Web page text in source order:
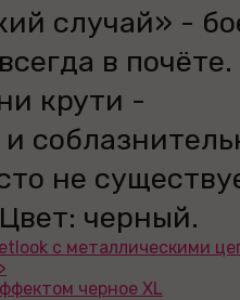
случай» -
в
крути -
не
черный.
с металлическими
черное XL